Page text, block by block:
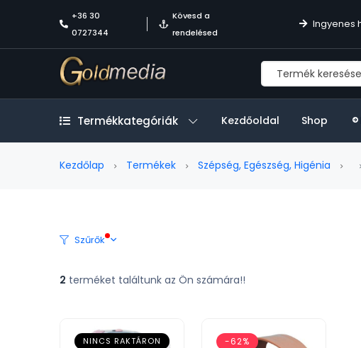
+36 30
0727344
Kövesd a
rendelésed
Ingyenes
Termékkategóriák Kezdőoldal Shop
Kezdőlap Termékek Szépség, Egészség, Higénia
Szűrők
2 terméket találtunk az Ön számára!!
NINCS RAKTÁRON -62%